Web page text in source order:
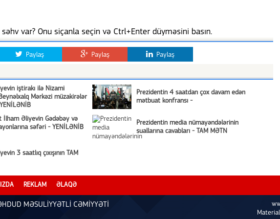
var? Onu siçanla seçin və Ctrl+Enter düyməsini basın.
Paylaş Paylaş Paylaş
iştirakı ilə Nizami
Mərkəzi müzakirələr
Prezidentin 4 saatdan çox davam edən
mətbuat konfransı -
İlham Əliyevin Gədəbəy və
səfəri - YENİLƏNİB
Prezidentin media nümayəndələrinin
suallarına cavabları - TAM MƏTN
3 saatlıq çıxışının TAM
REKLAM ƏLAQƏ
MƏSULİYYƏTLİ CƏMİYYƏTİ